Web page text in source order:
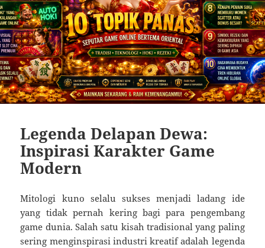
Legenda Delapan Dewa:
Inspirasi Karakter Game
Modern
Mitologi kuno selalu sukses menjadi ladang ide
yang tidak pernah kering bagi para pengembang
game dunia. Salah satu kisah tradisional yang paling
sering menginspirasi industri kreatif adalah legenda